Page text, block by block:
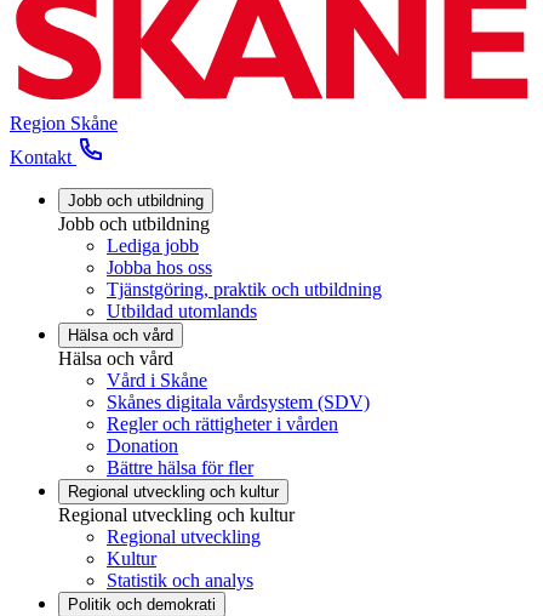
Region Skåne
Kontakt
Jobb och utbildning
Jobb och utbildning
Lediga jobb
Jobba hos oss
Tjänstgöring, praktik och utbildning
Utbildad utomlands
Hälsa och vård
Hälsa och vård
Vård i Skåne
Skånes digitala vårdsystem (SDV)
Regler och rättigheter i vården
Donation
Bättre hälsa för fler
Regional utveckling och kultur
Regional utveckling och kultur
Regional utveckling
Kultur
Statistik och analys
Politik och demokrati